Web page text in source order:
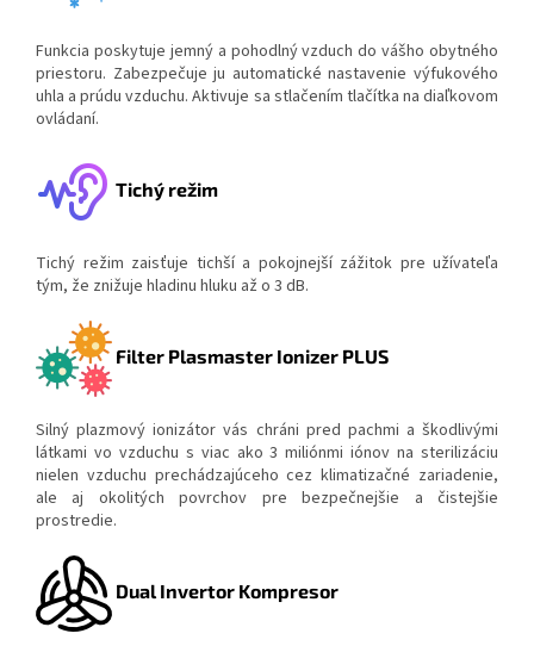
Funkcia poskytuje jemný a pohodlný vzduch do vášho obytného
priestoru. Zabezpečuje ju automatické nastavenie výfukového
uhla a prúdu vzduchu. Aktivuje sa stlačením tlačítka na diaľkovom
ovládaní.
Tichý režim
Tichý režim zaisťuje tichší a pokojnejší zážitok pre užívateľa
tým, že znižuje hladinu hluku až o 3 dB.
Filter Plasmaster Ionizer PLUS
Silný plazmový ionizátor vás chráni pred pachmi a škodlivými
látkami vo vzduchu s viac ako 3 miliónmi iónov na sterilizáciu
nielen vzduchu prechádzajúceho cez klimatizačné zariadenie,
ale aj okolitých povrchov pre bezpečnejšie a čistejšie
prostredie.
Dual Invertor Kompresor